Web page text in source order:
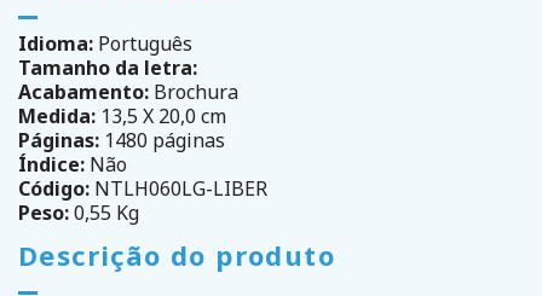
Idioma: Português
Tamanho da letra:
Acabamento: Brochura
Medida: 13,5 X 20,0 cm
Páginas: 1480 páginas
Índice: Não
Código: NTLH060LG-LIBER
Peso:0,55 Kg
Descrição do produto